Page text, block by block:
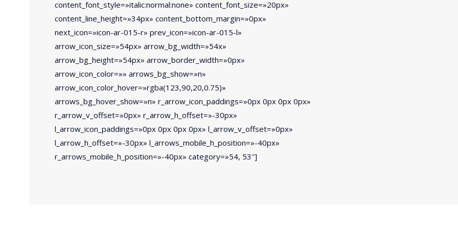
content_font_style=»italic:normal:none» content_font_size=»20px»
content_line_height=»34px» content_bottom_margin=»0px»
next_icon=»icon-ar-015-r» prev_icon=»icon-ar-015-l»
arrow_icon_size=»54px» arrow_bg_width=»54x»
arrow_bg_height=»54px» arrow_border_width=»0px»
arrow_icon_color=»» arrows_bg_show=»n»
arrow_icon_color_hover=»rgba(123,90,20,0.75)»
arrows_bg_hover_show=»n» r_arrow_icon_paddings=»0px 0px 0px 0px»
r_arrow_v_offset=»0px» r_arrow_h_offset=»-30px»
l_arrow_icon_paddings=»0px 0px 0px 0px» l_arrow_v_offset=»0px»
l_arrow_h_offset=»-30px» l_arrows_mobile_h_position=»-40px»
r_arrows_mobile_h_position=»-40px» category=»54, 53″]